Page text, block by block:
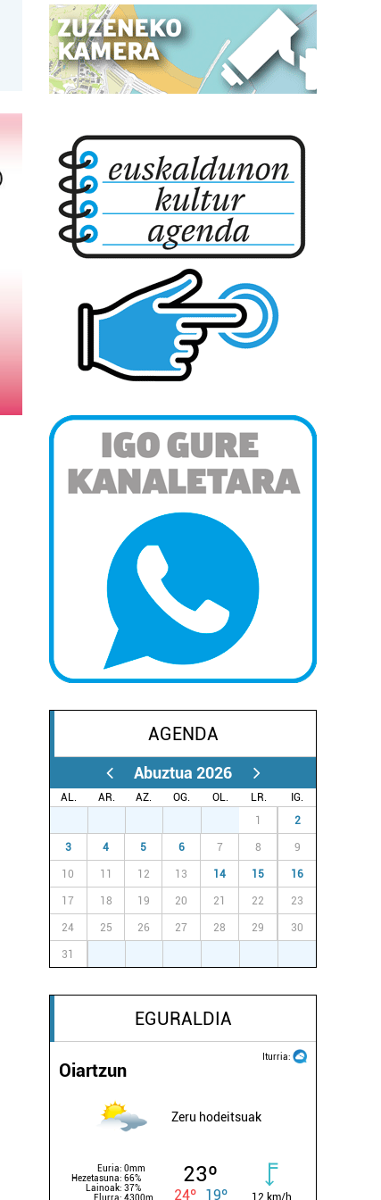
AGENDA
Abuztua 2026
AL. AR. AZ. OG. OL. LR.
IG.
1 2
3 4 5 6 7 8 9
10 11 12 13 14 15 16
17 18 19 20 21 22 23
24 25 26 27 28 29 30
31
EGURALDIA
Iturria:
Oiartzun
Zeru hodeitsuak
Euria: 0mm
Hezetasuna: 66%
Lainoak: 37%
Elurra: 4300m
23º
24º 19º 12 km/h